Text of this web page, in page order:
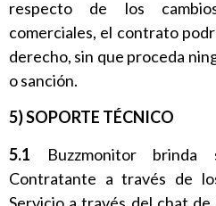
respecto de los
comerciales, el contrato
derecho, sin que proceda
o sanción.
5) SOPORTE TÉCNICO
5.1 Buzzmonitor
Contratante a través de